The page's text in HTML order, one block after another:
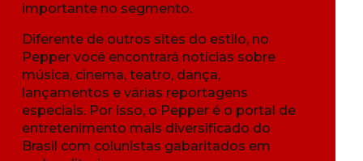
importante no segmento.
Diferente de outros sites do estilo, no
Pepper você encontrará notícias sobre
música, cinema, teatro, dança,
lançamentos e várias reportagens
especiais. Por isso, o Pepper é o portal de
entretenimento mais diversificado do
Brasil com colunistas gabaritados em